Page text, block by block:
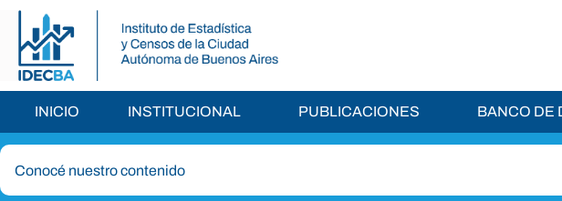
INICIO INSTITUCIONAL PUBLICACIONES BANCO DE